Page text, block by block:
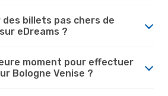
billets pas chers de
eDreams ?
moment pour effectuer
Bologne Venise ?